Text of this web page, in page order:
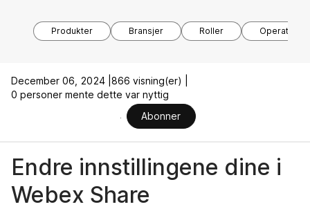
Produkter Bransjer Roller
December 06, 2024 | 866 visning(er) |
0 personer mente dette var nyttig
Abonner
Endre innstillingene dine i
Webex Share